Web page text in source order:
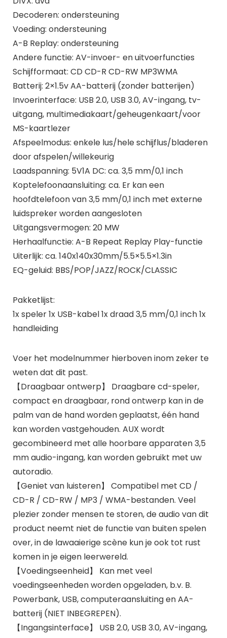
Decoderen: ondersteuning
Voeding: ondersteuning
A-B Replay: ondersteuning
Andere functie: AV-invoer- en uitvoerfuncties
Schijfformaat: CD CD-R CD-RW MP3WMA
Batterij: 2×1.5v AA-batterij (zonder batterijen)
Invoerinterface: USB 2.0, USB 3.0, AV-ingang, tv-
uitgang, multimediakaart/geheugenkaart/voor
MS-kaartlezer
Afspeelmodus: enkele lus/hele schijflus/bladeren
door afspelen/willekeurig
Laadspanning: 5V1A DC: ca. 3,5 mm/0,1 inch
Koptelefoonaansluiting: ca. Er kan een
hoofdtelefoon van 3,5 mm/0,1 inch met externe
luidspreker worden aangesloten
Uitgangsvermogen: 20 MW
Herhaalfunctie: A-B Repeat Replay Play-functie
Uiterlijk: ca. 140x140x30mm/5.5×5.5×1.3in
EQ-geluid: BBS/POP/JAZZ/ROCK/CLASSIC
Pakketlijst:
1x speler 1x USB-kabel 1x draad 3,5 mm/0,1 inch 1x
handleiding
Voer het modelnummer hierboven inom zeker te
weten dat dit past.
【Draagbaar ontwerp】 Draagbare cd-speler,
compact en draagbaar, rond ontwerp kan in de
palm van de hand worden geplaatst, één hand
kan worden vastgehouden. AUX wordt
gecombineerd met alle hoorbare apparaten 3,5
mm audio-ingang, kan worden gebruikt met uw
autoradio.
【Geniet van luisteren】 Compatibel met CD /
CD-R / CD-RW / MP3 / WMA-bestanden. Veel
plezier zonder mensen te storen, de audio van dit
product neemt niet de functie van buiten spelen
over, in de lawaaierige scène kun je ook tot rust
komen in je eigen leerwereld.
【Voedingseenheid】 Kan met veel
voedingseenheden worden opgeladen, b.v. B.
Powerbank, USB, computeraansluiting en AA-
batterij (NIET INBEGREPEN).
【Ingangsinterface】 USB 2.0, USB 3.0, AV-ingang,